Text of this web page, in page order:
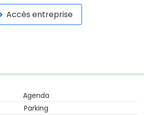
Accès entreprise
Agenda
Parking